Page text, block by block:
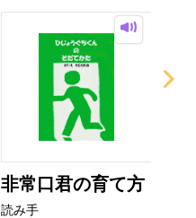
非常口君の育て方
読み手